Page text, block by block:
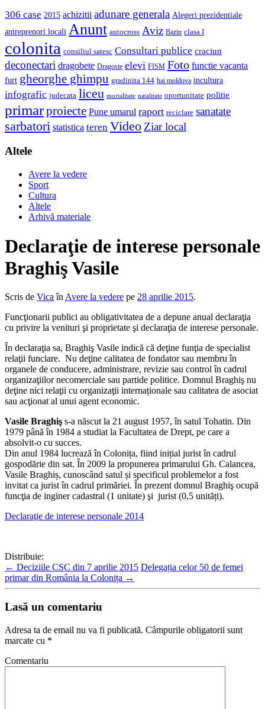
306 case 2015 achizitii adunare generala Alegeri prezidentiale
antreprenori locali Anunt autocross Aviz Bazin clasa I
colonita consiliul satesc Consultari publice craciun
deconectari dragobete Dragoste elevi FISM Foto functie vacanta
furt gheorghe ghimpu gradinita 144 hai moldova incultura
infografic judecata liceu mortalitate natalitate oportunitate politie
primarproiecte Pune umarul raport reciclare sanatate
sarbatori statistica teren Video Ziar local
Altele
Avere la vedere
Sport
Cultura
Altele
Arhivă materiale
Declaraţie de interese personale
Braghiş Vasile
Scris de Vica în Avere la vedere pe 28 aprilie 2015.
Funcţionarii publici au obligativitatea de a depune anual declaraţia
cu privire la venituri şi proprietate şi declaraţia de interese personale.
În declaraţia sa, Braghiş Vasile indică că deţine funţia de specialist
relaţii funciare. Nu deţine calitatea de fondator sau membru în
organele de conducere, administrare, revizie sau control în cadrul
organizaţiilor necomerciale sau partide politice. Domnul Braghiş nu
deţine nici relaţii cu organizaţii internaționale sau calitatea de asociat
sau acţionat al unui agent economic.
Vasile Braghiş s-a născut la 21 august 1957, în satul Tohatin. Din
1979 până în 1984 a studiat la Facultatea de Drept, pe care a
absolvit-o cu succes.
Din anul 1984 lucrează în Colonița, fiind inițial jurist în cadrul
gospodărie din sat. În 2009 la propunerea primarului Gh. Calancea,
Vasile Braghiș, cunoscând satul și specificul problemelor a fost
invitat ca jurist în cadrul primăriei. În prezent domnul Braghiş ocupă
funcţia de inginer cadastral (1 unitate) şi jurist (0,5 unități).
Declaraţie de interese personale 2014
Distribuie:
← Deciziile CSC din 7 aprilie 2015 Delegația celor 50 de femei
primar din România la Colonița →
Lasă un comentariu
Adresa ta de email nu va fi publicată. Câmpurile obligatorii sunt
marcate cu *
Comentariu